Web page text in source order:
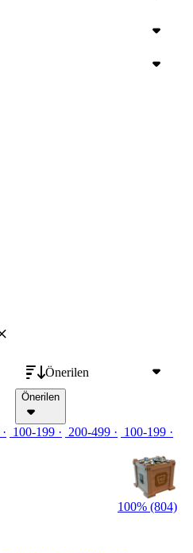
Önerilen
Önerilen
100-199 200-499
100-199
100% (804)